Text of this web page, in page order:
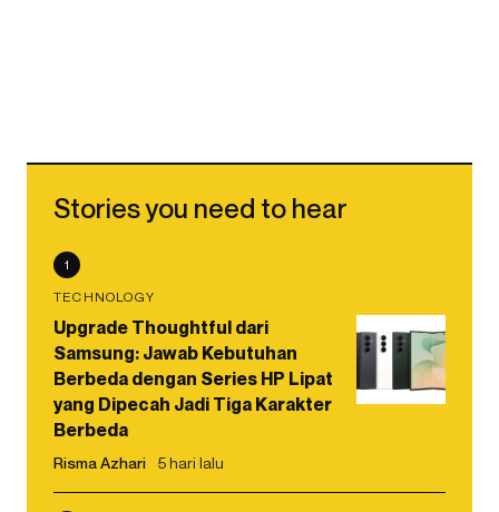
Stories you need to hear
1
TECHNOLOGY
Upgrade Thoughtful dari
Samsung: Jawab Kebutuhan
Berbeda dengan Series HP Lipat
yang Dipecah Jadi Tiga Karakter
Berbeda
Risma Azhari 5 hari lalu